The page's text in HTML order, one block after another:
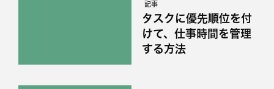
記事
タスクに優先順位を付
けて、仕事時間を管理
する方法